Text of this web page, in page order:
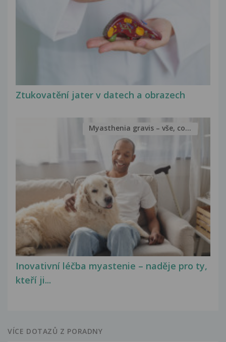
Ztukovatění jater v datech a obrazech
Inovativní léčba myastenie – naděje pro ty,
kteří ji...
Myasthenia gravis – vše, co...
VÍCE DOTAZŮ Z PORADNY